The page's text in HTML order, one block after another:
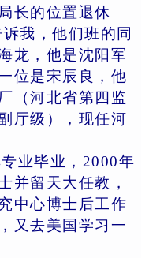
长的位置退休
我，他们班的同
龙，他是沈阳军
位是宋辰良，他
（河北省第四监
厅级），现任河
业毕业，2000年
并留天大任教，
中心博士后工作
又去美国学习一